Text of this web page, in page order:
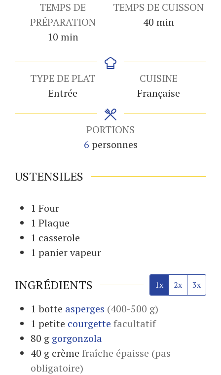
TEMPS DE
PRÉPARATION
10minutes
min
TEMPS DE CUISSON
40minutes
min
TYPE DE PLAT
Entrée
CUISINE
Française
PORTIONS
6 personnes
USTENSILES
1 Four
1 Plaque
1 casserole
1 panier vapeur
INGRÉDIENTS 1x 2x 3x
1 botte asperges (400-500 g)
1 petite courgette facultatif
80 g gorgonzola
40 g crème fraîche épaisse (pas
obligatoire)